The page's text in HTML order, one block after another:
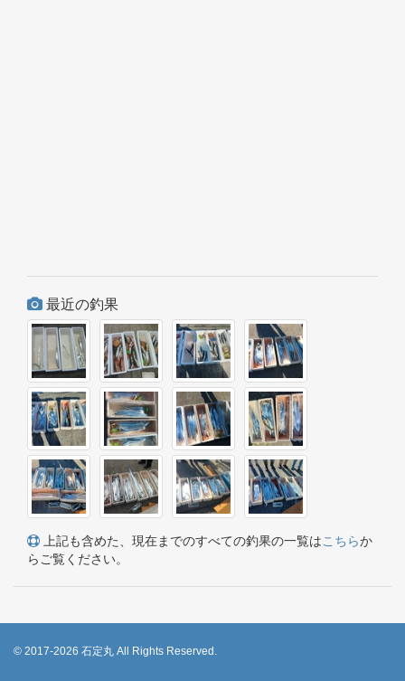
最近の釣果
上記も含めた、現在までのすべての釣果の一覧はこちらか
らご覧ください。
© 2017-2026 石定丸 All Rights Reserved.